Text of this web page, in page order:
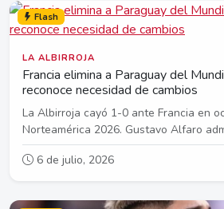
Flash
LA ALBIRROJA
Francia elimina a Paraguay del
reconoce necesidad de cambios
La Albirroja cayó 1-0 ante Francia en
Norteamérica 2026. Gustavo Alfaro
6 de julio, 2026